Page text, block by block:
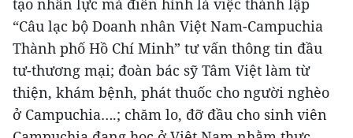
“Câu lạc bộ Doanh nhân Việt Nam-Campuchia
Thành phố Hồ Chí Minh” tư vấn thông tin đầu
tư-thương mại; đoàn bác sỹ Tâm Việt làm từ
thiện, khám bệnh, phát thuốc cho người nghèo
ở Campuchia….; chăm lo, đỡ đầu cho sinh viên